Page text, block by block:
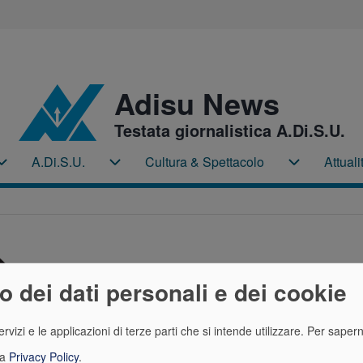
Adisu News
Testata giornalistica A.Di.S.U.
A.Di.S.U.
A.Di.S.U. sub-navigation
Cultura & Spettacolo
dei dati personali e dei cookie
e le applicazioni di terze parti che si intende utilizzare. Per
Privacy Policy.